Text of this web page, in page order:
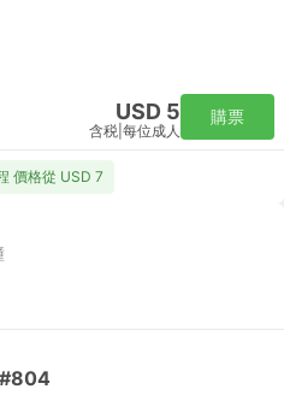
USD 5
含税 每位成人
購票
價格從 USD 7